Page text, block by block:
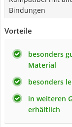
Bindungen
Vorteile
besonders
Material
besonders
in weiteren
erhältlich